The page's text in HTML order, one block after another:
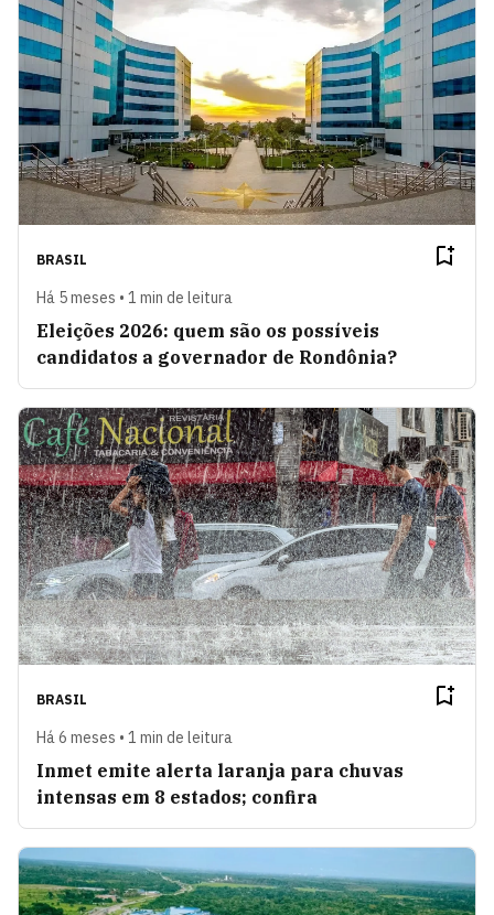
BRASIL
Há 5 meses • 1 min de leitura
Eleições 2026: quem são os possíveis
candidatos a governador de Rondônia?
BRASIL
Há 6 meses • 1 min de leitura
Inmet emite alerta laranja para chuvas
intensas em 8 estados; confira